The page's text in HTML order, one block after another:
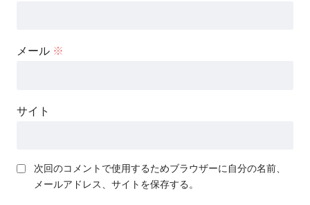
メール ※
サイト
次回のコメントで使用するためブラウザーに自分の名前、
メールアドレス、サイトを保存する。